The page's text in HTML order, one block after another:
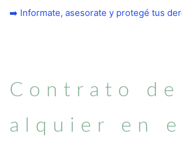
➡️ Informate, asesorate y protegé tus
Contrato de
alquier en